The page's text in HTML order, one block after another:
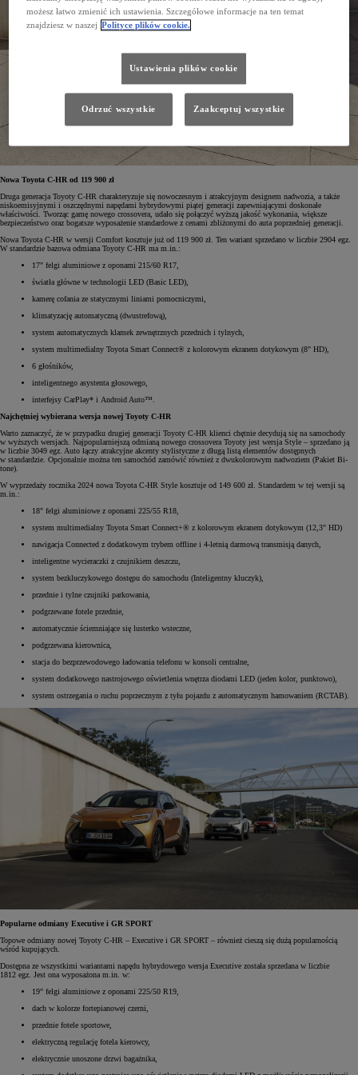
Nowa Toyota C-HR od 119 900 zł
Druga generacja Toyoty C-HR charakteryzuje się nowoczesnym i atrakcyjnym designem nadwozia, a także
niskoemisyjnymi i oszczędnymi napędami hybrydowymi piątej generacji zapewniającymi doskonałe
właściwości. Tworząc gamę nowego crossovera, udało się połączyć wyższą jakość wykonania, większe
bezpieczeństwo oraz bogatsze wyposażenie standardowe z cenami zbliżonymi do auta poprzedniej generacji.
Nowa Toyota C-HR w wersji Comfort kosztuje już od 119 900 zł. Ten wariant sprzedano w liczbie 2904 egz.
W standardzie bazowa odmiana Toyoty C-HR ma m.in.:
17" felgi aluminiowe z oponami 215/60 R17,
światła główne w technologii LED (Basic LED),
kamerę cofania ze statycznymi liniami pomocniczymi,
klimatyzację automatyczną (dwustrefową),
system automatycznych klamek zewnętrznych przednich i tylnych,
system multimedialny Toyota Smart Connect® z kolorowym ekranem dotykowym (8" HD),
6 głośników,
inteligentnego asystenta głosowego,
interfejsy CarPlay* i Android Auto™.
Najchętniej wybierana wersja nowej Toyoty C-HR
Warto zaznaczyć, że w przypadku drugiej generacji Toyoty C-HR klienci chętnie decydują się na samochody
w wyższych wersjach. Najpopularniejszą odmianą nowego crossovera Toyoty jest wersja Style – sprzedano ją
w liczbie 3049 egz. Auto łączy atrakcyjne akcenty stylistyczne z długą listą elementów dostępnych
w standardzie. Opcjonalnie można ten samochód zamówić również z dwukolorowym nadwoziem (Pakiet Bi-
tone).
W wyprzedaży rocznika 2024 nowa Toyota C-HR Style kosztuje od 149 600 zł. Standardem w tej wersji są
m.in.:
18" felgi aluminiowe z oponami 225/55 R18,
system multimedialny Toyota Smart Connect+® z kolorowym ekranem dotykowym (12,3" HD)
nawigacja Connected z dodatkowym trybem offline i 4-letnią darmową transmisją danych,
inteligentne wycieraczki z czujnikiem deszczu,
system bezkluczykowego dostępu do samochodu (Inteligentny kluczyk),
przednie i tylne czujniki parkowania,
podgrzewane fotele przednie,
automatycznie ściemniające się lusterko wsteczne,
podgrzewana kierownica,
stacja do bezprzewodowego ładowania telefonu w konsoli centralne,
system dodatkowego nastrojowego oświetlenia wnętrza diodami LED (jeden kolor, punktowo),
system ostrzegania o ruchu poprzecznym z tyłu pojazdu z automatycznym hamowaniem (RCTAB).
Popularne odmiany Executive i GR SPORT
Topowe odmiany nowej Toyoty C-HR – Executive i GR SPORT – również cieszą się dużą popularnością
wśród kupujących.
Dostępna ze wszystkimi wariantami napędu hybrydowego wersja Executive została sprzedana w liczbie
1812 egz. Jest ona wyposażona m.in. w:
19" felgi aluminiowe z oponami 225/50 R19,
dach w kolorze fortepianowej czerni,
przednie fotele sportowe,
elektryczną regulację fotela kierowcy,
elektrycznie unoszone drzwi bagażnika,
możesz łatwo zmienić ich ustawienia. Szczegółowe informacje na ten temat
znajdziesz w naszej Polityce plików cookie.
Ustawienia plików cookie
Odrzuć wszystkie Zaakceptuj wszystkie